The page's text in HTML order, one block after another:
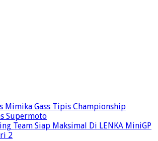
Mimika Gass Tipis Championship
Supermoto
Team Siap Maksimal Di LENKA MiniGP
2